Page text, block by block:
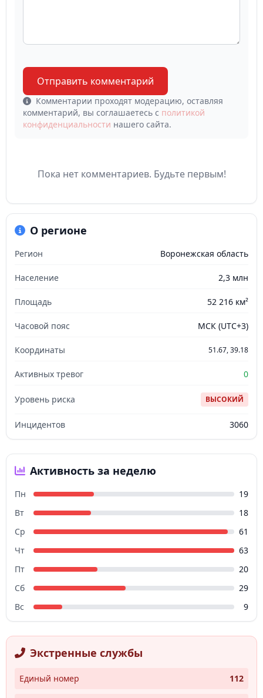
Отправить комментарий
Комментарии проходят модерацию, оставляя
комментарий, вы соглашаетесь с политикой
конфиденциальности нашего сайта.
Пока нет комментариев. Будьте первым!
О регионе
Регион Воронежская область
Население 2,3 млн
Площадь 52 216 км²
Часовой пояс МСК (UTC+3)
Координаты 51.67, 39.18
Активных тревог 0
Уровень риска ВЫСОКИЙ
Инцидентов 3060
Активность за неделю
Пн
19
Вт
18
Ср
61
Чт
63
Пт
20
Сб
29
Вс
9
Экстренные службы
Единый номер 112